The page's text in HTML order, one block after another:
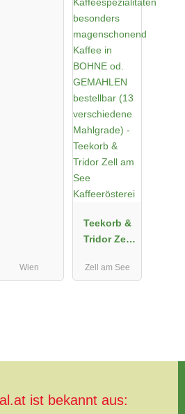
Wien
Teekorb &
Tridor Zell
Kaffeeröster
Zell am See
ist bekannt aus: